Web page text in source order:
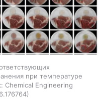
при температуре
Chemical Engineering